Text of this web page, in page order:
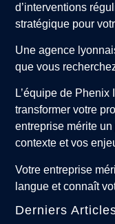
d’interventions
stratégique pour
Une agence
que vous
L’équipe de
transformer votre
entreprise mérite
contexte et vos
Votre entreprise
langue et connaît
Derniers